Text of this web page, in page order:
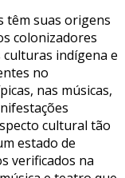
têm suas origens
colonizadores
indígena e
no
nas músicas,
cultural tão
estado de
verificados na